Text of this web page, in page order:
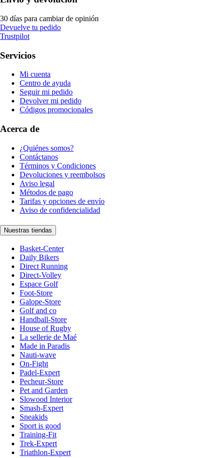
30 días para cambiar de opinión
Devuelve tu pedido
Trustpilot
Servicios
Mi cuenta
Centro de ayuda
Seguir mi pedido
Devolver mi pedido
Códigos promocionales
Acerca de
¿Quiénes somos?
Contáctanos
Términos y Condiciones
Devoluciones y reembolsos
Aviso legal
Métodos de pago
Tarifas y opciones de envío
Aviso de confidencialidad
Nuestras tiendas
Basket-Center
Daily Bikers
Direct Running
Direct-Volley
Espace Golf
Foot-Store
Galope-Store
Golf and co
Handball-Store
House of Rugby
La sellerie de Maé
Made in Paradis
Nauti-wave
On-Fight
Padel-Expert
Pecheur-Store
Pet and Garden
Slowood Interior
Smash-Expert
Sneakids
Sport is good
Training-Fit
Trek-Expert
Triathlon-Expert